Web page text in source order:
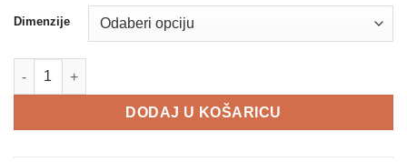
Dimenzije
Staklena plaketa W632/3 + poklon kutija količina
DODAJ U KOŠARICU